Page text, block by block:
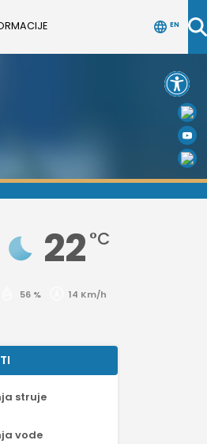
EN
22 °C
56 % 14 Km/h
struje
vode